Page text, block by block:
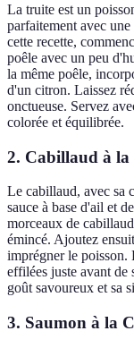
La truite est un
parfaitement avec
cette recette,
poêle avec un peu
la même poêle,
d'un citron. Laissez
onctueuse. Servez
colorée et équilibrée.
2. Cabillaud à
Le cabillaud, avec sa
sauce à base d'ail et
morceaux de
émincé. Ajoutez
imprégner le poisson.
effilées juste avant de
goût savoureux et sa
3. Saumon à la